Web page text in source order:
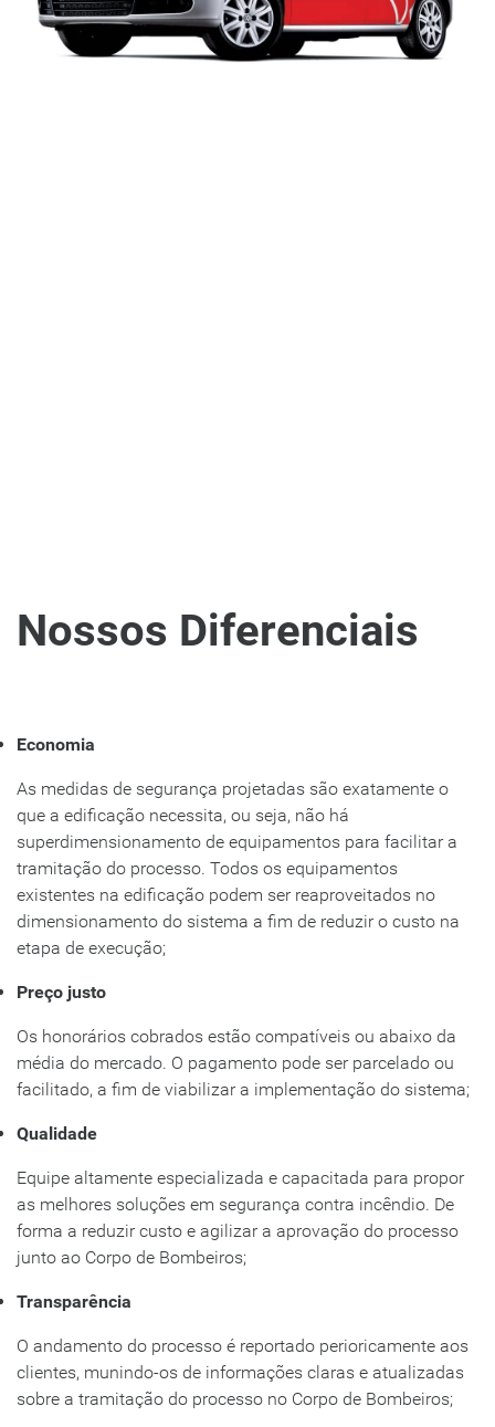
Nossos Diferenciais
Economia
As medidas de segurança projetadas são exatamente o
que a edificação necessita, ou seja, não há
superdimensionamento de equipamentos para facilitar a
tramitação do processo. Todos os equipamentos
existentes na edificação podem ser reaproveitados no
dimensionamento do sistema a fim de reduzir o custo na
etapa de execução;
Preço justo
Os honorários cobrados estão compatíveis ou abaixo da
média do mercado. O pagamento pode ser parcelado ou
facilitado, a fim de viabilizar a implementação do sistema;
Qualidade
Equipe altamente especializada e capacitada para propor
as melhores soluções em segurança contra incêndio. De
forma a reduzir custo e agilizar a aprovação do processo
junto ao Corpo de Bombeiros;
Transparência
O andamento do processo é reportado perioricamente aos
clientes, munindo-os de informações claras e atualizadas
sobre a tramitação do processo no Corpo de Bombeiros;